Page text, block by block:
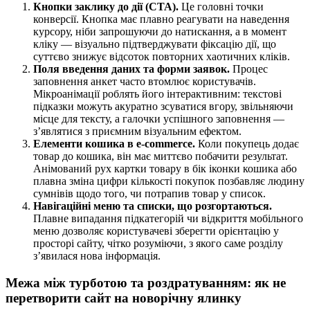
Кнопки заклику до дії (CTA). Це головні точки
конверсії. Кнопка має плавно реагувати на наведення
курсору, ніби запрошуючи до натискання, а в момент
кліку — візуально підтверджувати фіксацію дії, що
суттєво знижує відсоток повторних хаотичних кліків.
Поля введення даних та форми заявок. Процес
заповнення анкет часто втомлює користувачів.
Мікроанімації роблять його інтерактивним: текстові
підказки можуть акуратно зсуватися вгору, звільняючи
місце для тексту, а галочки успішного заповнення —
з’являтися з приємним візуальним ефектом.
Елементи кошика в e-commerce. Коли покупець додає
товар до кошика, він має миттєво побачити результат.
Анімований рух картки товару в бік іконки кошика або
плавна зміна цифри кількості покупок позбавляє людину
сумнівів щодо того, чи потрапив товар у список.
Навігаційні меню та списки, що розгортаються.
Плавне випадання підкатегорій чи відкриття мобільного
меню дозволяє користувачеві зберегти орієнтацію у
просторі сайту, чітко розуміючи, з якого саме розділу
з’явилася нова інформація.
Межа між турботою та роздратуванням: як не
перетворити сайт на новорічну ялинку